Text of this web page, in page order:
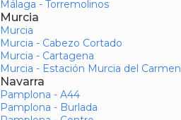
Málaga - Torremolinos
Murcia
Murcia
Murcia - Cabezo Cortado
Murcia - Cartagena
Murcia - Estación Murcia del Carmen
Navarra
Pamplona - A44
Pamplona - Burlada